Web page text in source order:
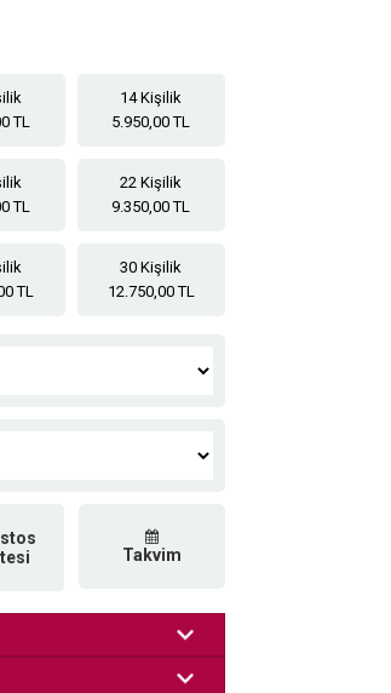
TL
14 Kişilik
5.950,00 TL
TL
22 Kişilik
9.350,00 TL
TL
30 Kişilik
12.750,00 TL
Takvim